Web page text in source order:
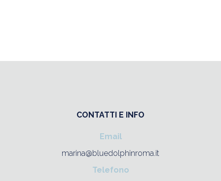
CONTATTI E INFO
Email
marina@bluedolphinroma.it
Telefono